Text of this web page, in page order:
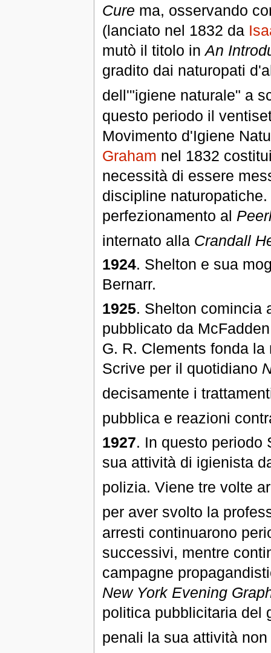
Cure ma, osservando
(lanciato nel 1832 da
mutò il titolo inAn
gradito dai naturopati
dell'"igiene naturale" a
questo periodo il
Movimento d'Igiene
Graham nel 1832
necessità di essere
discipline
perfezionamento al
internato alla Crandall
1924. Shelton e sua
Bernarr.
1925. Shelton comincia
pubblicato da
G. R. Clements fonda
Scrive per il quotidiano
decisamente i
pubblica e reazioni
1927. In questo periodo
sua attività di igienista
polizia. Viene tre volte
per aver svolto la
arresti continuarono
successivi, mentre
campagne
New York Evening
politica pubblicitaria del
penali la sua attività